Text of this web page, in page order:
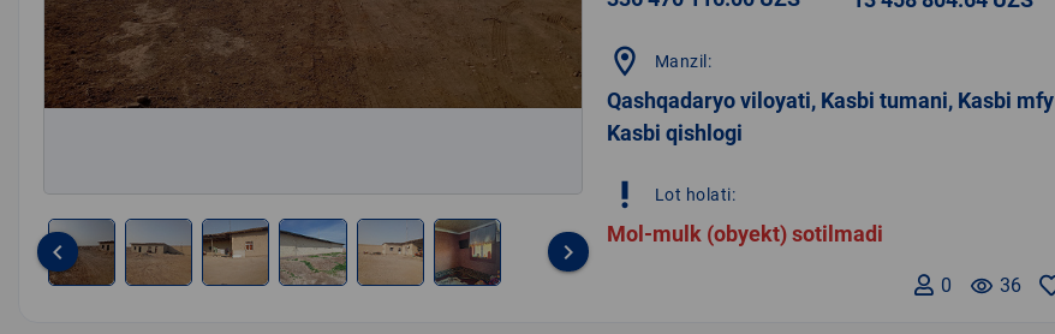
keyboard_arrow_left keyboard_arrow_right
location_on Manzil:
Qashqadaryo viloyati, Kasbi tumani, Kasbi mfy
Kasbi qishlogi
priority_high Lot holati:
Mol-mulk (obyekt) sotilmadi
remove_red_eye 36
0